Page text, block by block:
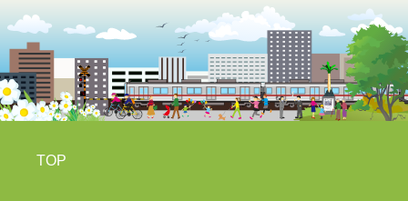
TOP